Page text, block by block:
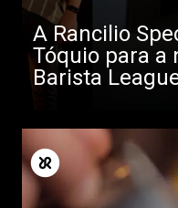
A Rancilio
Tóquio para a
Barista